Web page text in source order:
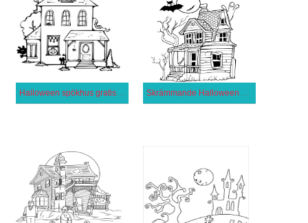
Halloween spökhus gratis för barn Skrämmande Halloween spökhus